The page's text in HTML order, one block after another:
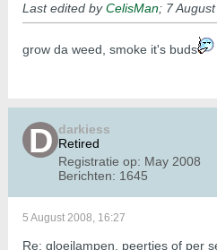
Last edited byCelisMan; 7
grow da weed, smoke it's buds
darkiess
Retired
Registratie op: May 2008
Berichten: 1645
5 August 2008, 16:27
Re: gloeilampen, peertjes of per